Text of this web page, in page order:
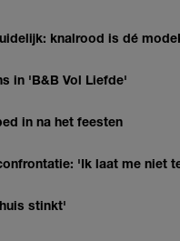
knalrood is dé
in 'B&B Vol Liefde'
in na het feesten
'Ik laat me niet
stinkt'